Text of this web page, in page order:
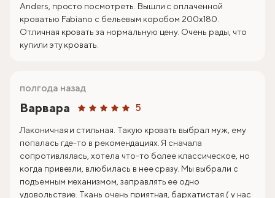
Anders, просто посмотреть. Вышли с оплаченной
кроватью Fabiano с бельевым коробом 200х180.
Отличная кровать за нормальную цену. Очень рады, что
купили эту кровать.
Варвара 5
полгода назад
Лаконичная и стильная. Такую кровать выбрал муж, ему
попалась где-то в рекомендациях. Я сначала
сопротивлялась, хотела что-то более классическое, но
когда привезли, влюбилась в нее сразу. Мы выбрали с
подъемным механизмом, заправлять ее одно
удовольствие. Ткань очень приятная, бархатистая ( у нас